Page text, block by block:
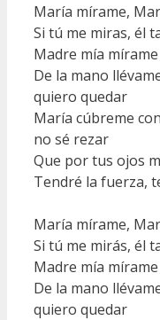
María mírame,
Si tú me miras, él
Madre mía mírame
De la mano
quiero quedar
María cúbreme
no sé rezar
Que por tus ojos
Tendré la fuerza,
María mírame,
Si tú me mirás, él
Madre mía mírame
De la mano
quiero quedar